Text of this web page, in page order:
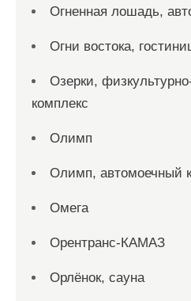
Огненная лошадь,
Огни востока,
Озерки,
комплекс
Олимп
Олимп, автомоечный
Омега
Орентранс-КАМАЗ
Орлёнок, сауна